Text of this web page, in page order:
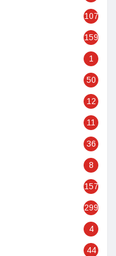
107
159
1
50
12
11
36
8
157
299
4
44